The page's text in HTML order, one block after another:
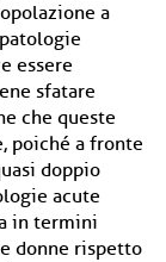
a
essere
sfatare
che queste
poiché a fronte
doppio
acute
in termini
donne rispetto